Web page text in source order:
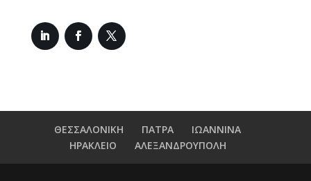
ΘΕΣΣΑΛΟΝΙΚΗ ΠΑΤΡΑ
ΙΩΑΝΝΙΝΑ
ΗΡΑΚΛΕΙΟ
ΑΛΕΞΑΝΔΡΟΥΠΟΛΗ